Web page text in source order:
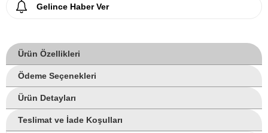
Gelince Haber Ver
Ürün Özellikleri
Ödeme Seçenekleri
Ürün Detayları
Teslimat ve İade Koşulları